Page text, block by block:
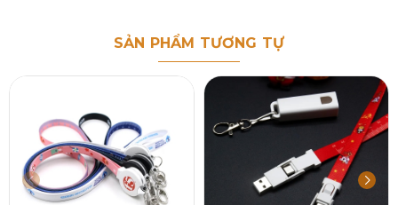
SẢN PHẨM TƯƠNG TỰ